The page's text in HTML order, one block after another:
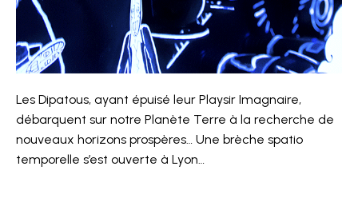
Les Dipatous, ayant épuisé leur Playsir Imagnaire,
débarquent sur notre Planète Terre à la recherche de
nouveaux horizons prospères… Une brèche spatio
temporelle s’est ouverte à Lyon…